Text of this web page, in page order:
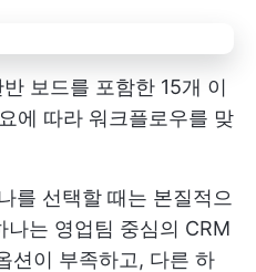
보드를 포함한 15개 이
에 따라 워크플로우를 맞
를 선택할 때는 본질적으
나는 영업팀 중심의 CRM
션이 부족하고, 다른 하